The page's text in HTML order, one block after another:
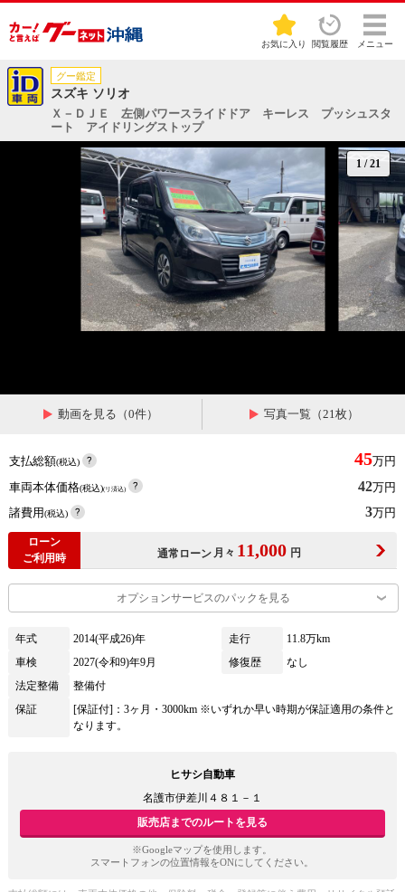
お気に入り 閲覧履歴 メニュー
グー鑑定
スズキ ソリオ
Ｘ－ＤＪＥ 左側パワースライドドア キーレス プッシュスタ
ート アイドリングストップ
1 /21
動画を見る（0件） 写真一覧（21枚）
支払総額(税込) 45万円
車両本体価格(税込)(リ済込) 42万円
諸費用(税込) 3万円
ローン
ご利用時
通常ローン 月々 11,000 円
オプションサービスのパックを見る
年式 2014(平成26)年 走行
11.8万km
車検
2027(令和9)年9月 修復歴
なし
法定整備
整備付
保証
[保証付]：3ヶ月・3000km ※いずれか早い時期が保証適用の条件と
なります。
ヒサシ自動車
名護市伊差川４８１－１
販売店までのルートを見る
※Googleマップを使用します。
スマートフォンの位置情報をONにしてください。